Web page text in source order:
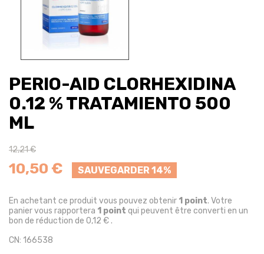
PERIO-AID CLORHEXIDINA
0.12 % TRATAMIENTO 500
ML
12,21 €
10,50 € SAUVEGARDER 14%
En achetant ce produit vous pouvez obtenir 1 point. Votre
panier vous rapportera 1 point qui peuvent être converti en un
bon de réduction de 0,12 €.
CN: 166538